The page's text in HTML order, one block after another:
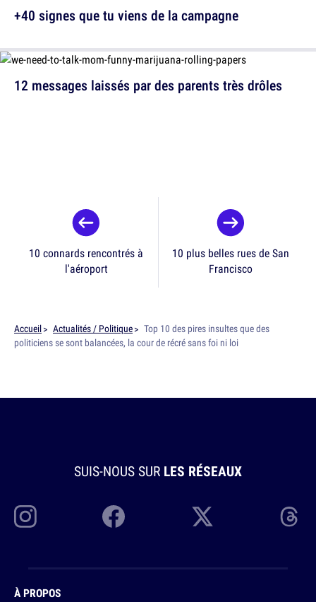
12 messages laissés par des parents très drôles
+40 signes que tu viens de la campagne
10 connards rencontrés à
l'aéroport
10 plus belles rues de San
Francisco
Accueil Actualités / Politique
Top 10 des pires insultes que des
politiciens se sont balancées, la cour de récré sans foi ni loi
SUIS-NOUS SUR LES RÉSEAUX
À PROPOS